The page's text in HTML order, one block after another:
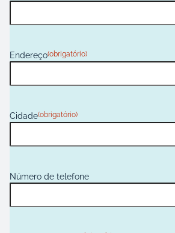
Endereço(obrigatório)
Cidade(obrigatório)
Número de telefone